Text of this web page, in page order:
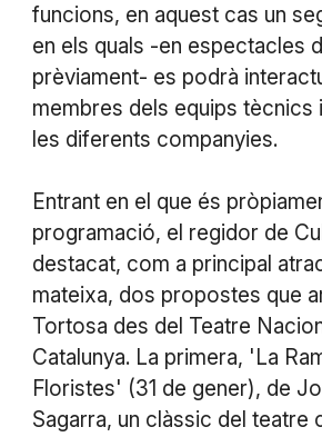
funcions, en aquest cas un
en els quals -en espectacles
prèviament- es podrà
membres dels equips tècnics
les diferents companyies.
Entrant en el que és
programació, el regidor de
destacat, com a principal
mateixa, dos propostes que
Tortosa des del Teatre
Catalunya. La primera, 'La
Floristes' (31 de gener), de
Sagarra, un clàssic del teatre